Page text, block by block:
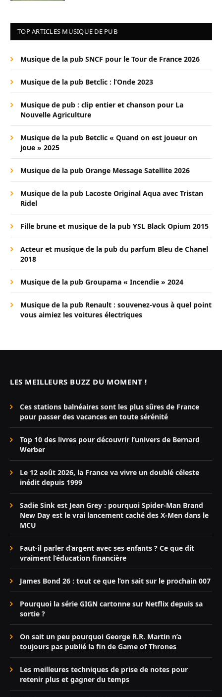
TOP ARTICLES MUSIQUE DE PUB
Musique de la pub SNCF pour le Tour de France 2026
Musique de la pub Betclic : l’Onde 2023
Musique de pub : clip entier et chanson pour La
Nouvelle Agriculture
Musique de la pub Betclic « Quand on est joueur on
joue » 2025
Musique de la pub Orange Message Satellite 2026
Musique de la pub Lacoste Original Aqua avec Tristan
Ridel
Fille brune et musique de la pub YSL Black Opium 2015
Acteur et musique de la pub du parfum Bleu de Chanel
2018
Musique de la pub Groupama « Incendie » 2024
Musique de la pub Renault : souvenez-vous à quel point
vous aimiez les voitures électriques
LES MEILLEURS BUZZ DU MOMENT !
Ces stations balnéaires sont les plus sûres de France
pour passer des vacances en toute sérénité
Top 10 des livres pour découvrir l’univers de Bernard
Werber
Le 12 août 2026, la France va vivre un doublé céleste
inédit depuis 1999
Sadie Sink est Jean Grey : pourquoi Spider-Man Brand
New Day est le vrai lancement caché des X-Men dans le
MCU
Faut-il parler d’argent avec ses enfants ? Ce que dit
vraiment l’éducation financière
James Bond 26 : tout ce que l’on sait sur le prochain 007
Pourquoi la série GIGN cartonne sur Netflix depuis sa
sortie ?
On sait un peu pourquoi George R.R. Martin n’a
toujours pas publié la fin de Game of Thrones
Les meilleures techniques de prise de notes pour
retenir plus et gagner du temps